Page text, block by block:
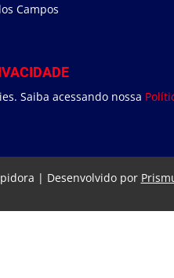
Campos
Saiba acessando nossa
| Desenvolvido por